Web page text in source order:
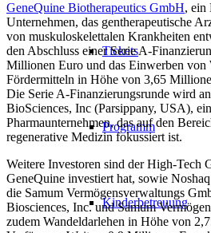
Tickets
Programm
Kinderbetreuung
GeneQuine Biotherapeutics GmbH, ein
Unternehmen, das gentherapeutische
von muskuloskelettalen Krankheiten
den Abschluss einer Serie A-
Millionen Euro und das Einwerben von
Fördermitteln in Höhe von 3,65
Die Serie A-Finanzierungsrunde wird
BioSciences, Inc (Parsippany, USA),
Pharmaunternehmen, das auf den
regenerative Medizin fokussiert ist.
Weitere Investoren sind der High-Tech
GeneQuine investiert hat, sowie
die Samum Vermögensverwaltungs
Biosciences, Inc. und Samum
zudem Wandeldarlehen in Höhe von